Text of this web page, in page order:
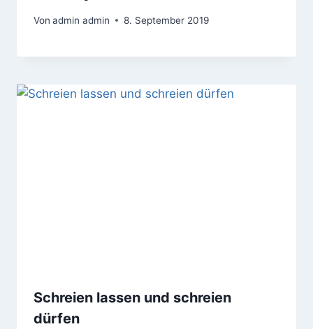
Von admin admin 8. September 2019
Schreien lassen und schreien
dürfen